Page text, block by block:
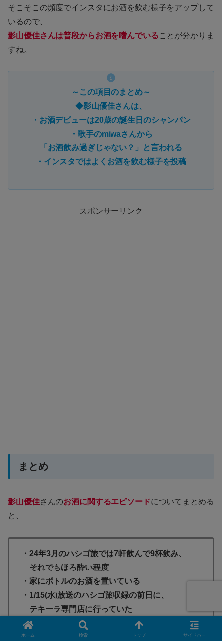
そこそこの頻度でインスタにお酒を飲む様子をアップして
いるので、
影山優佳さんは普段からお酒を嗜んでいることが分かりま
すね。
～この項目のまとめ～
◆影山優佳さんは、
・お酒デビューは20歳の誕生日のシャンパン
・歌手のmiwaさんから
「お酒飲み過ぎじゃない？」と言われる
・インスタではよくお酒を飲む様子を投稿
スポンサーリンク
まとめ
影山優佳さんのお酒に関するエピソードについてまとめる
と、
・24年3月のハシゴ旅では7軒飲んで9杯飲み、
それでもほろ酔い程度
・家にボトルのお酒を置いている
・1/15(水)放送のハシゴ旅収録の前日に、
テキーラ専門店に行っていた
テキーラマエストロと日本酒の唎酒師の資格を
取った
ホーム 検索 トップ サイドバー